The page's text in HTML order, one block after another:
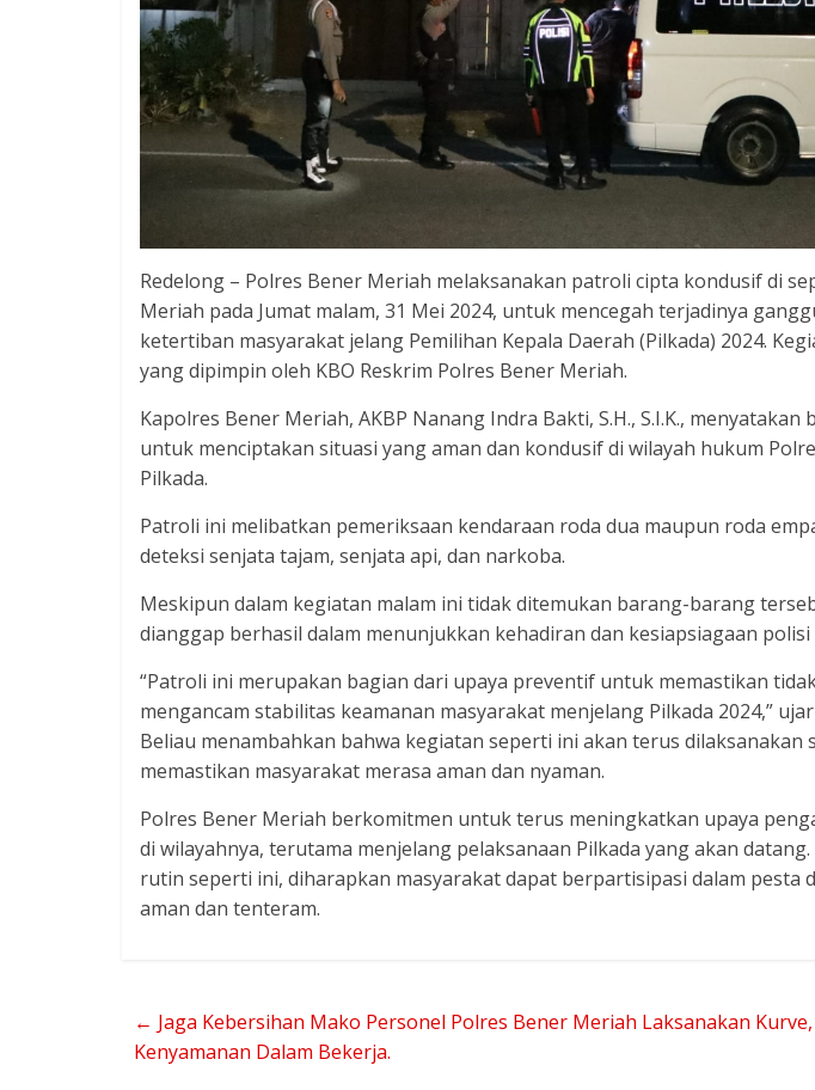
Redelong – Polres Bener Meriah melaksanakan patroli cipta kondusif di
Meriah pada Jumat malam, 31 Mei 2024, untuk mencegah terjadinya
ketertiban masyarakat jelang Pemilihan Kepala Daerah (Pilkada) 2024.
yang dipimpin oleh KBO Reskrim Polres Bener Meriah.
Kapolres Bener Meriah, AKBP Nanang Indra Bakti, S.H., S.I.K.,
untuk menciptakan situasi yang aman dan kondusif di wilayah hukum
Pilkada.
Patroli ini melibatkan pemeriksaan kendaraan roda dua maupun roda
deteksi senjata tajam, senjata api, dan narkoba.
Meskipun dalam kegiatan malam ini tidak ditemukan barang-barang
dianggap berhasil dalam menunjukkan kehadiran dan kesiapsiagaan polisi
“Patroli ini merupakan bagian dari upaya preventif untuk memastikan
mengancam stabilitas keamanan masyarakat menjelang Pilkada 2024,”
Beliau menambahkan bahwa kegiatan seperti ini akan terus dilaksanakan
memastikan masyarakat merasa aman dan nyaman.
Polres Bener Meriah berkomitmen untuk terus meningkatkan upaya
di wilayahnya, terutama menjelang pelaksanaan Pilkada yang akan
rutin seperti ini, diharapkan masyarakat dapat berpartisipasi dalam pesta
aman dan tenteram.
← Jaga Kebersihan Mako Personel Polres Bener Meriah Laksanakan
Kenyamanan Dalam Bekerja.